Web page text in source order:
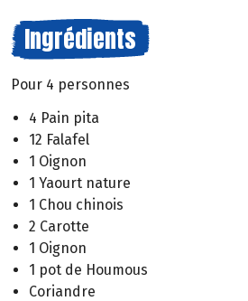
Ingrédients
Pour 4 personnes
4 Pain pita
12 Falafel
1 Oignon
1 Yaourt nature
1 Chou chinois
2 Carotte
1 Oignon
1 pot de Houmous
Coriandre